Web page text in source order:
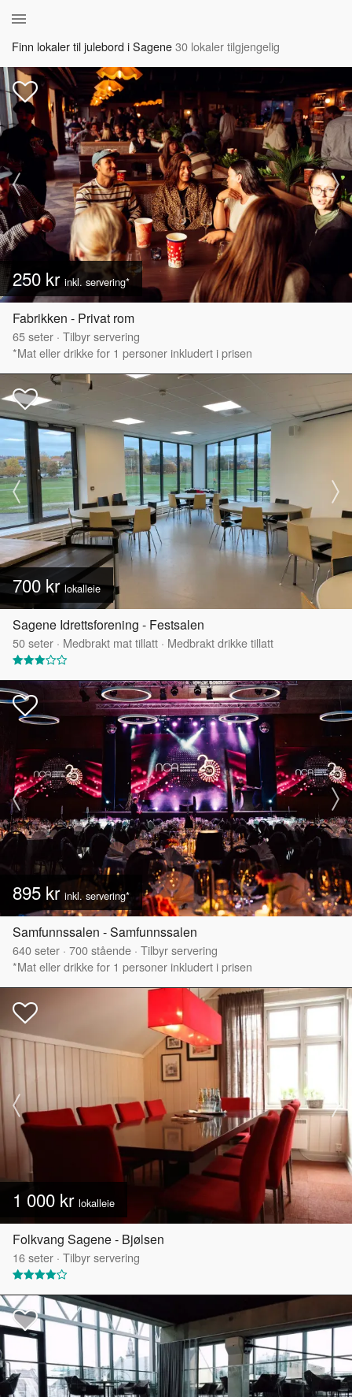
Finn lokaler til julebord i Sagene30 lokaler tilgjengelig
250 kr inkl. servering*
Fabrikken - Privat rom
65seter · Tilbyr servering
*Mat eller drikke for 1 personer inkludert i prisen
700 krlokalleie
Sagene Idrettsforening - Festsalen
50seter · Medbrakt mat tillatt · Medbrakt drikke tillatt
895 kr inkl. servering*
Samfunnssalen - Samfunnssalen
640seter · 700stående · Tilbyr servering
*Mat eller drikke for 1 personer inkludert i prisen
1 000 kr lokalleie
Folkvang Sagene - Bjølsen
16seter · Tilbyr servering